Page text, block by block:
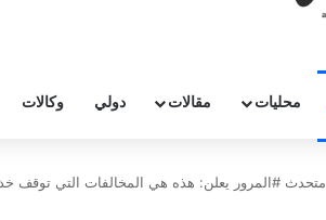
محليات مقالات دولي وكالات
متحدث #المرور يعلن: هذه هي المخالفات التي توقف